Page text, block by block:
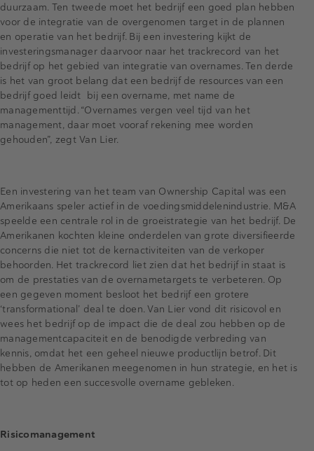
duurzaam. Ten tweede moet het bedrijf een goed plan hebben
voor de integratie van de overgenomen target in de plannen
en operatie van het bedrijf. Bij een investering kijkt de
investeringsmanager daarvoor naar het trackrecord van het
bedrijf op het gebied van integratie van overnames. Ten derde
is het van groot belang dat een bedrijf de resources van een
bedrijf goed leidt bij een overname, met name de
managementtijd. “Overnames vergen veel tijd van het
management, daar moet vooraf rekening mee worden
gehouden”, zegt Van Lier.
Een investering van het team van Ownership Capital was een
Amerikaans speler actief in de voedingsmiddelenindustrie. M&A
speelde een centrale rol in de groeistrategie van het bedrijf. De
Amerikanen kochten kleine onderdelen van grote diversifieerde
concerns die niet tot de kernactiviteiten van de verkoper
behoorden. Het trackrecord liet zien dat het bedrijf in staat is
om de prestaties van de overnametargets te verbeteren. Op
een gegeven moment besloot het bedrijf een grotere
‘transformational’ deal te doen. Van Lier vond dit risicovol en
wees het bedrijf op de impact die de deal zou hebben op de
managementcapaciteit en de benodigde verbreding van
kennis, omdat het een geheel nieuwe productlijn betrof. Dit
hebben de Amerikanen meegenomen in hun strategie, en het is
tot op heden een succesvolle overname gebleken.
Risicomanagement